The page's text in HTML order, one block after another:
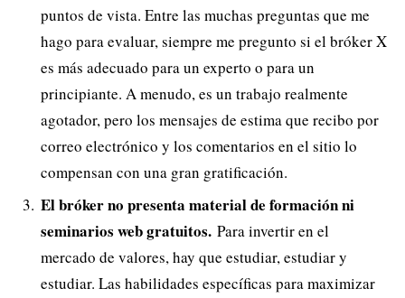
puntos de vista. Entre las muchas preguntas que me
hago para evaluar, siempre me pregunto si el bróker X
es más adecuado para un experto o para un
principiante. A menudo, es un trabajo realmente
agotador, pero los mensajes de estima que recibo por
correo electrónico y los comentarios en el sitio lo
compensan con una gran gratificación.
El bróker no presenta material de formación ni
seminarios web gratuitos. Para invertir en el
mercado de valores, hay que estudiar, estudiar y
estudiar. Las habilidades específicas para maximizar